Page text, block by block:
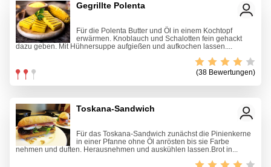
Gegrillte Polenta
Für die Polenta Butter und Öl in einem Kochtopf
erwärmen. Knoblauch und Schalotten fein gehackt
dazu geben. Mit Hühnersuppe aufgießen und aufkochen lassen....
(38 Bewertungen)
Toskana-Sandwich
Für das Toskana-Sandwich zunächst die Pinienkerne
in einer Pfanne ohne Öl anrösten bis sie Farbe
nehmen und duften. Herausnehmen und auskühlen lassen.Brot in...